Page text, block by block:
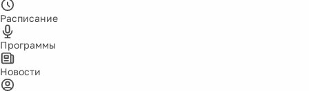
Расписание
Программы
Новости